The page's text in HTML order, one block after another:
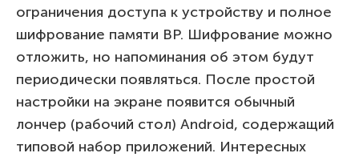
ограничения доступа к устройству и полное
шифрование памяти BP. Шифрование можно
отложить, но напоминания об этом будут
периодически появляться. После простой
настройки на экране появится обычный
лончер (рабочий стол) Android, содержащий
типовой набор приложений. Интересных